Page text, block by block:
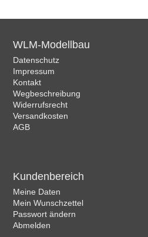
WLM-Modellbau
Datenschutz
Impressum
Kontakt
Wegbeschreibung
Widerrufsrecht
Versandkosten
AGB
Kundenbereich
Meine Daten
Mein Wunschzettel
Passwort ändern
Abmelden